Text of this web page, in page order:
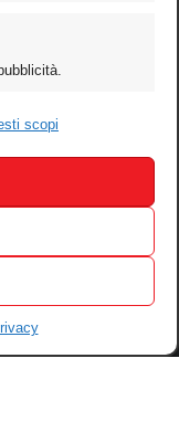
scopi